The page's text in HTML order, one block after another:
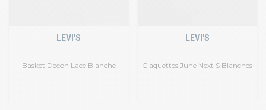
Basket Decon Lace Blanche
LEVI'S
Claquettes June Next S Blanches
LEVI'S